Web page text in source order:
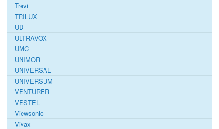
Trevi
TRILUX
UD
ULTRAVOX
UMC
UNIMOR
UNIVERSAL
UNIVERSUM
VENTURER
VESTEL
Viewsonic
Vivax